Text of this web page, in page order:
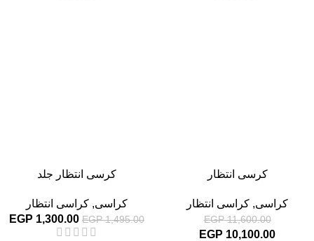
كرسى انتظار
كراسى, كراسى انتظار
EGP11,600.00
EGP 10,100.00
كرسى انتظار جلد
كراسى, كراسى انتظار
EGP1,495.00
EGP 1,300.00